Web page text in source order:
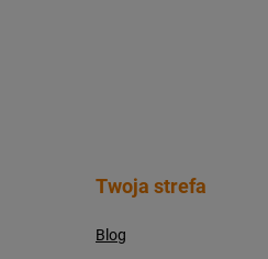
Twoja strefa
Blog